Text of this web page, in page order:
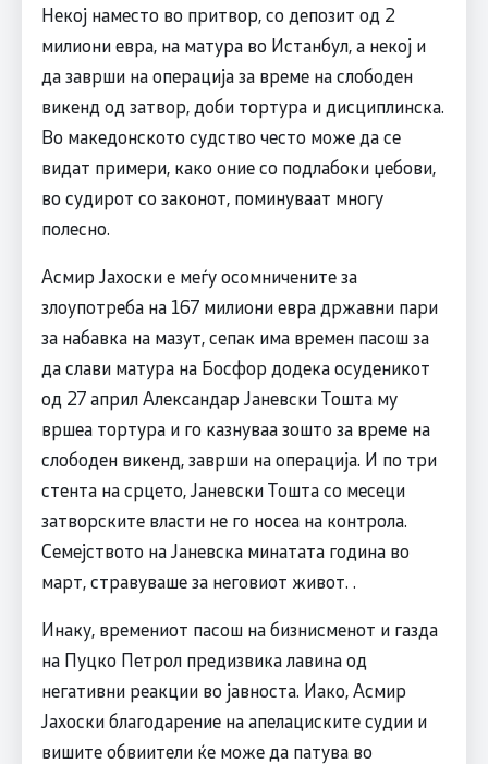
Некој наместо во притвор, со депозит од 2
милиони евра, на матура во Истанбул, а некој и
да заврши на операција за време на слободен
викенд од затвор, доби тортура и дисциплинска.
Во македонското судство често може да се
видат примери, како оние со подлабоки џебови,
во судирот со законот, поминуваат многу
полесно.
Асмир Јахоски е меѓу осомничените за
злоупотреба на 167 милиони евра државни пари
за набавка на мазут, сепак има времен пасош за
да слави матура на Босфор додека осуденикот
од 27 април Александар Јаневски Тошта му
вршеа тортура и го казнуваа зошто за време на
слободен викенд, заврши на операција. И по три
стента на срцето, Јаневски Тошта со месеци
затворските власти не го носеа на контрола.
Семејството на Јаневска минатата година во
март, стравуваше за неговиот живот. .
Инаку, времениот пасош на бизнисменот и газда
на Пуцко Петрол предизвика лавина од
негативни реакции во јавноста. Иако, Асмир
Јахоски благодарение на апелациските судии и
вишите обвиители ќе може да патува во